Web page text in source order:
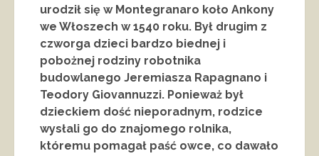
urodził się w Montegranaro koło Ankony
we Włoszech w 1540 roku. Był drugim z
czworga dzieci bardzo biednej i
pobożnej rodziny robotnika
budowlanego Jeremiasza Rapagnano i
Teodory Giovannuzzi. Ponieważ był
dzieckiem dość nieporadnym, rodzice
wysłali go do znajomego rolnika,
któremu pomagał paść owce, co dawało